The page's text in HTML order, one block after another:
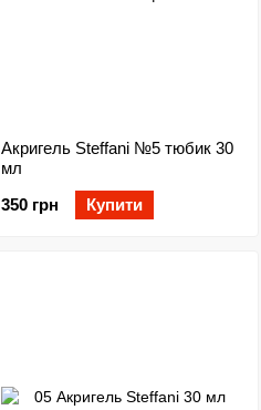
Акригель Steffani №5 тюбик 30
мл
350 грн
Купити